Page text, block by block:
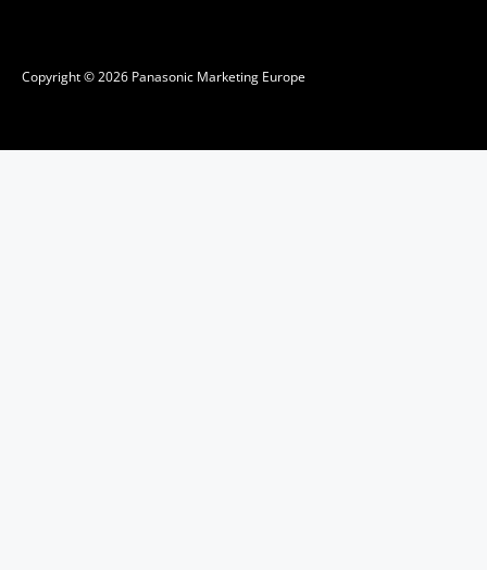
Copyright © 2026 Panasonic Marketing Europe